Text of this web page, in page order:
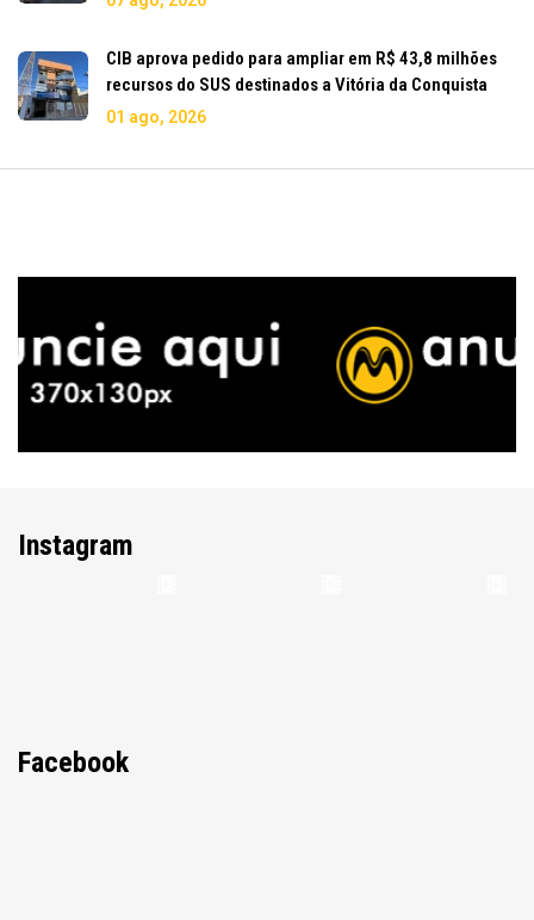
CIB aprova pedido para ampliar em R$ 43,8 milhões
recursos do SUS destinados a Vitória da Conquista
01 ago, 2026
Instagram
Facebook